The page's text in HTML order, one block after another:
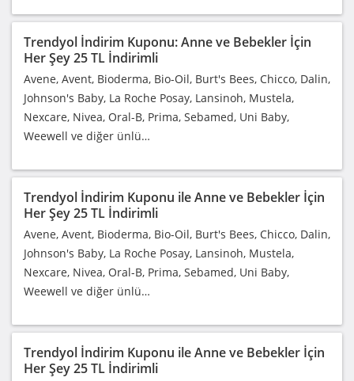
Trendyol İndirim Kuponu: Anne ve Bebekler İçin
Her Şey 25 TL İndirimli
Avene, Avent, Bioderma, Bio-Oil, Burt's Bees, Chicco, Dalin,
Johnson's Baby, La Roche Posay, Lansinoh, Mustela,
Nexcare, Nivea, Oral-B, Prima, Sebamed, Uni Baby,
Weewell ve diğer ünlü…
Trendyol İndirim Kuponu ile Anne ve Bebekler İçin
Her Şey 25 TL İndirimli
Avene, Avent, Bioderma, Bio-Oil, Burt's Bees, Chicco, Dalin,
Johnson's Baby, La Roche Posay, Lansinoh, Mustela,
Nexcare, Nivea, Oral-B, Prima, Sebamed, Uni Baby,
Weewell ve diğer ünlü…
Trendyol İndirim Kuponu ile Anne ve Bebekler İçin
Her Şey 25 TL İndirimli